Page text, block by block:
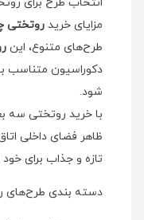
مزایای خرید روتختی
طرح‌های متنوع، این
دکوراسیون متناسب
شود.
با خرید روتختی سه
ظاهر فضای داخلی
تازه و جذاب برای خود
دسته بندی طرح‌های